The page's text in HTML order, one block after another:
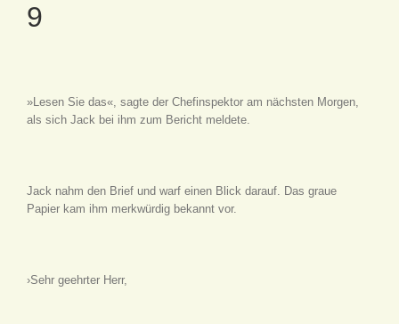
9
»Lesen Sie das«, sagte der Chefinspektor am nächsten Morgen,
als sich Jack bei ihm zum Bericht meldete.
Jack nahm den Brief und warf einen Blick darauf. Das graue
Papier kam ihm merkwürdig bekannt vor.
›Sehr geehrter Herr,